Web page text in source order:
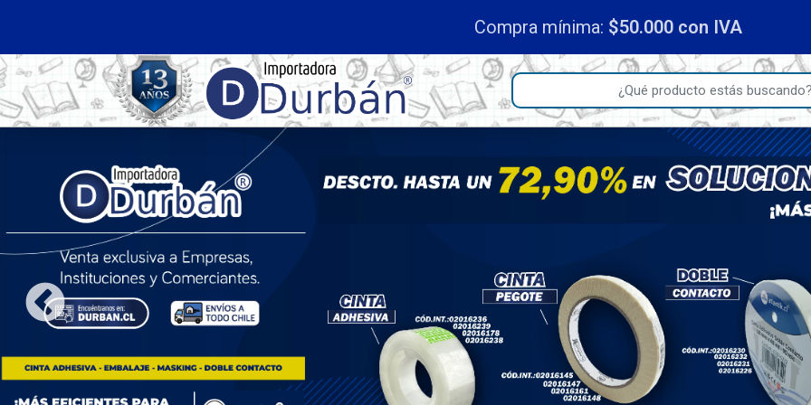
Compra mínima: $50.000 con IVA